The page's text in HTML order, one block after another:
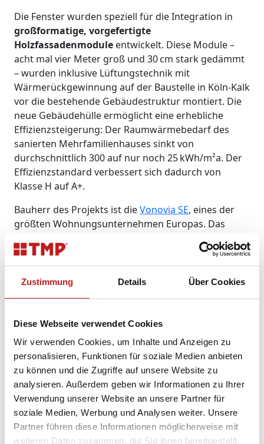
Zustimmung Details Über Cookies
Diese Webseite verwendet Cookies
Wir verwenden Cookies, um Inhalte und Anzeigen zu
personalisieren, Funktionen für soziale Medien anbieten
zu können und die Zugriffe auf unsere Website zu
analysieren. Außerdem geben wir Informationen zu Ihrer
Verwendung unserer Website an unsere Partner für
soziale Medien, Werbung und Analysen weiter. Unsere
Partner führen diese Informationen möglicherweise mit
weiteren Daten zusammen, die Sie ihnen bereitgestellt
Die Fenster wurden speziell für die Integration in
großformatige, vorgefertigte
Holzfassadenmodule entwickelt. Diese Module –
acht mal vier Meter groß und 30 cm stark gedämmt
– wurden inklusive Lüftungstechnik mit
Wärmerückgewinnung auf der Baustelle in Köln-Kalk
vor die bestehende Gebäudestruktur montiert. Die
neue Gebäudehülle ermöglicht eine erhebliche
Effizienzsteigerung: Der Raumwärmebedarf des
sanierten Mehrfamilienhauses sinkt von
durchschnittlich 300 auf nur noch 25 kWh/m²a. Der
Effizienzstandard verbessert sich dadurch von
Klasse H auf A+.
Bauherr des Projekts ist dieVonovia SE, eines der
größten Wohnungsunternehmen Europas. Das
exemplarisch für einen neuen Ansatz in der
energetischen Bestandsmodernisierung. Durch den
Einsatz skalierbarer Sanierungslösungen lässt sich
Mehr Infos zum Leuchturmprojekt und der
Energiesprong-Methode
finden Sie unter
folgendem
Link.
„Dieses Projekt zeigt eindrucksvoll, wie
leistungsfähig moderne Fenstertechnologie heute
ist. Heizglas in der seriellen Sanierung einzusetzen,
ist ein Meilenstein – für unsere Branche und für die
Energiewende“,